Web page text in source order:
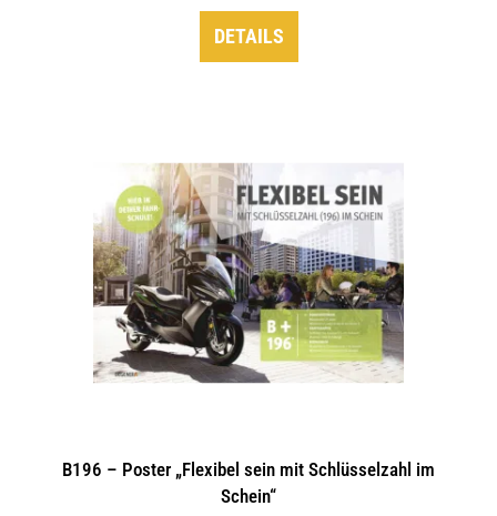
DETAILS
B196 – Poster „Flexibel sein mit Schlüsselzahl im
Schein“